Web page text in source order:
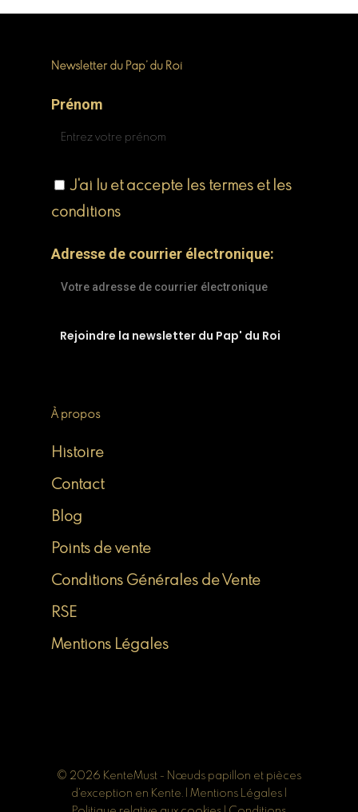
Newsletter du Pap’ du Roi
Prénom
J'ai lu et accepte les termes et les
conditions
Adresse de courrier électronique:
À propos
Histoire
Contact
Blog
Points de vente
Conditions Générales de Vente
RSE
Mentions Légales
© 2026 KenteMust - Nœuds papillon et pièces
d'exception en Kente. | Mentions Légales